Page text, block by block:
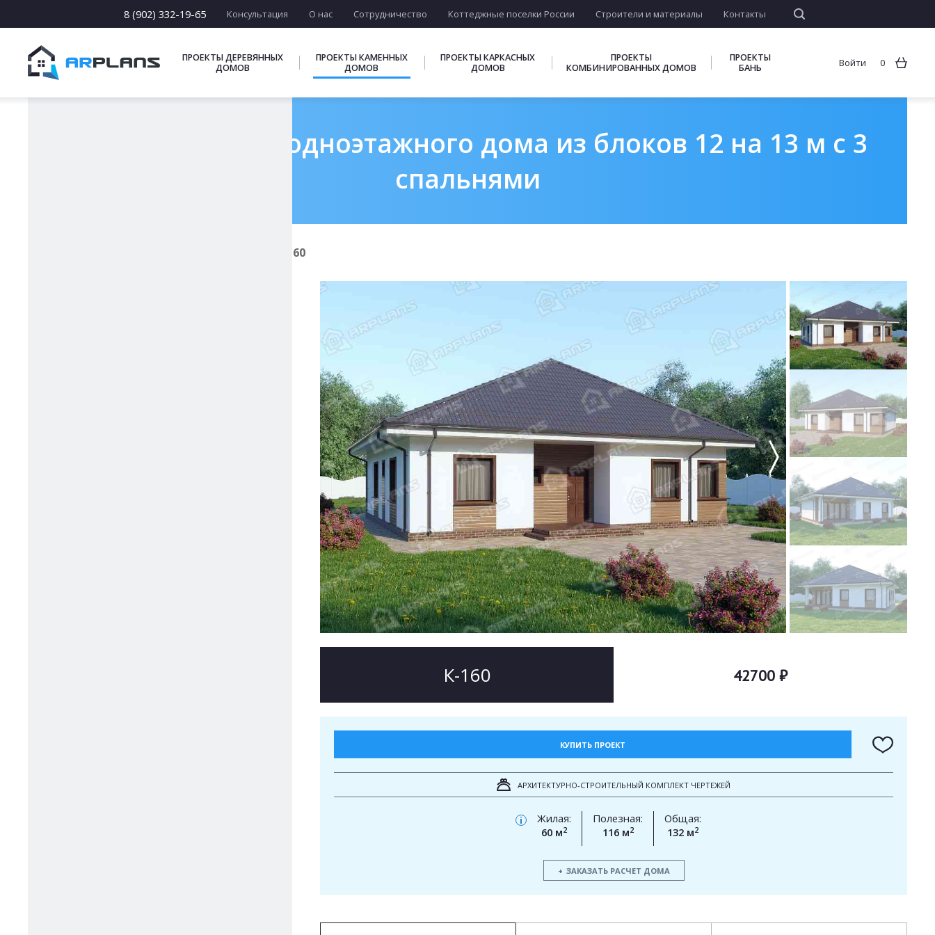
8 (902) 332-19-65 Консультация О нас Сотрудничество Коттеджные поселки России Строители и материалы Контакты
ПРОЕКТЫ ДЕРЕВЯННЫХ
ДОМОВ
ПРОЕКТЫ КАМЕННЫХ
ДОМОВ
ПРОЕКТЫ КАРКАСНЫХ
ДОМОВ
ПРОЕКТЫ
КОМБИНИРОВАННЫХ ДОМОВ
ПРОЕКТЫ
БАНЬ
Войти 0
Готовый проект одноэтажного дома из блоков 12 на 13 м с 3
спальнями
К-160
17 х [17-22]
ПОДБОРКИ
К-160 42700 ₽
КУПИТЬ ПРОЕКТ
АРХИТЕКТУРНО-СТРОИТЕЛЬНЫЙ КОМПЛЕКТ ЧЕРТЕЖЕЙ
i
Жилая:
60 м2
Полезная:
116 м2
Общая:
132 м2
ЗАКАЗАТЬ РАСЧЕТ ДОМА